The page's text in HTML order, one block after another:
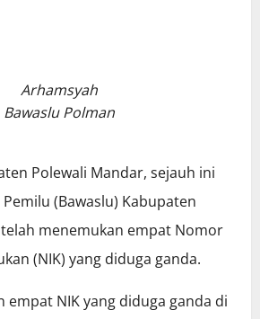
Arhamsyah
Bawaslu Polman
Polewali Mandar, sejauh ini
(Bawaslu) Kabupaten
menemukan empat Nomor
(NIK) yang diduga ganda.
empat NIK yang diduga ganda di